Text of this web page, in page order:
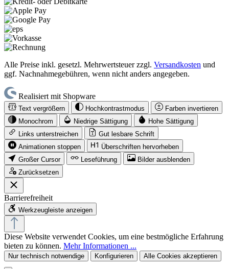
Alle Preise inkl. gesetzl. Mehrwertsteuer zzgl. Versandkosten und
ggf. Nachnahmegebühren, wenn nicht anders angegeben.
Realisiert mit Shopware
Text vergrößern Hochkontrastmodus
Farben invertieren
Monochrom
Niedrige Sättigung
Hohe Sättigung
Links unterstreichen
Gut lesbare Schrift
Animationen stoppen
Überschriften hervorheben
Großer Cursor
Leseführung
Bilder ausblenden
Zurücksetzen
Barrierefreiheit
Werkzeugleiste anzeigen
Diese Website verwendet Cookies, um eine bestmögliche Erfahrung
bieten zu können. Mehr Informationen ...
Nur technisch notwendige Konfigurieren Alle Cookies akzeptieren